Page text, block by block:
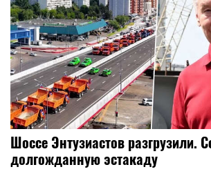
Шоссе Энтузиастов разгрузили.
долгожданную эстакаду